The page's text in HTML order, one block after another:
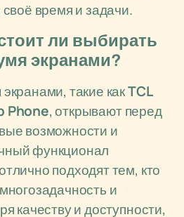
время и задачи.
ли выбирать
экранами?
такие какTCL
Phone, открывают перед
возможности и
функционал
подходят тем, кто
и
качеству и доступности,